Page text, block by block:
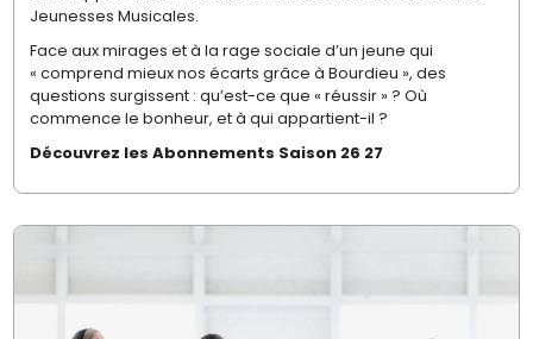
Jeunesses Musicales.
Face aux mirages et à la rage sociale d’un jeune qui
« comprend mieux nos écarts grâce à Bourdieu », des
questions surgissent : qu’est-ce que « réussir » ? Où
commence le bonheur, et à qui appartient-il ?
Découvrez les Abonnements Saison 26 27